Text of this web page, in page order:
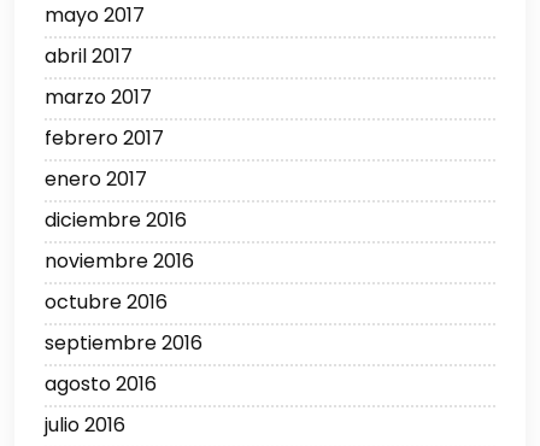
mayo 2017
abril 2017
marzo 2017
febrero 2017
enero 2017
diciembre 2016
noviembre 2016
octubre 2016
septiembre 2016
agosto 2016
julio 2016